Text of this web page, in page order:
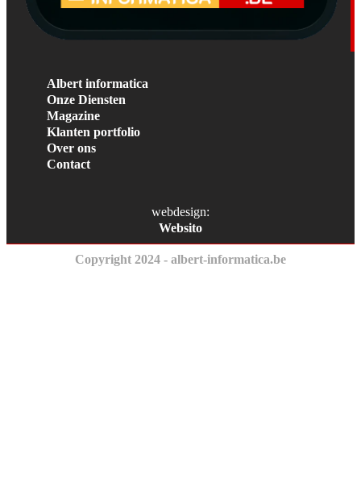
Albert informatica
Onze Diensten
Magazine
Klanten portfolio
Over ons
Contact
webdesign:
Websito
Copyright 2024 - albert-informatica.be